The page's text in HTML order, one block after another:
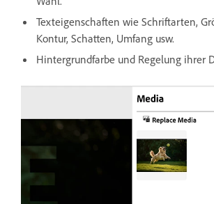
Texteigenschaften wie Schriftarten,
Kontur, Schatten, Umfang usw.
Hintergrundfarbe und Regelung ihrer